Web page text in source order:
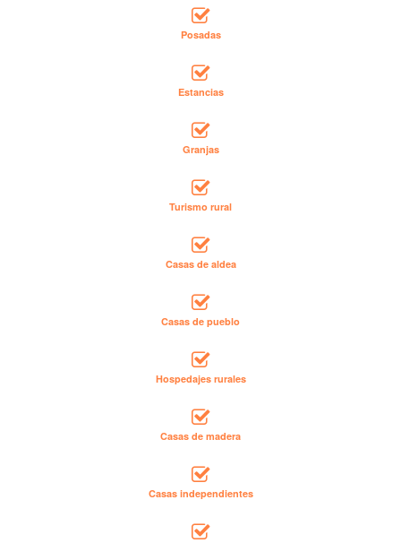
Posadas
Estancias
Granjas
Turismo rural
Casas de aldea
Casas de pueblo
Hospedajes rurales
Casas de madera
Casas independientes